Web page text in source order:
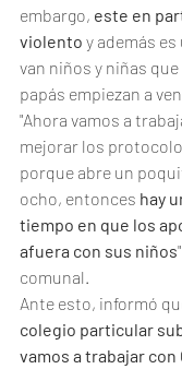
embargo, este en
violento y además es
van niños y niñas
papás empiezan a
"Ahora vamos a
mejorar los
porque abre un
ocho, entonces hay
tiempo en que los
afuera con sus niños
comunal.
Ante esto, informó
colegio particular
vamos a trabajar